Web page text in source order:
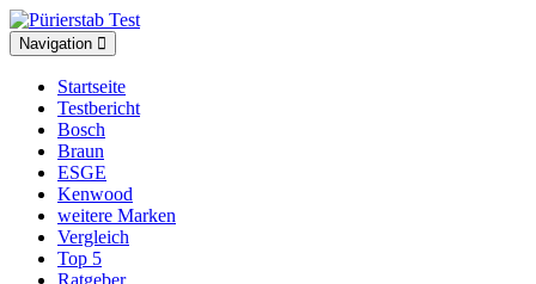
Toggle
navigation
Navigation
Startseite
Testbericht
Bosch
Braun
ESGE
Kenwood
weitere Marken
Vergleich
Top 5
Ratgeber